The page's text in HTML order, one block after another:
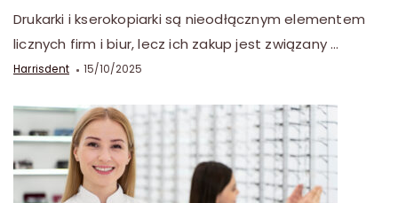
Drukarki i kserokopiarki są nieodłącznym elementem
licznych firm i biur, lecz ich zakup jest związany …
Harrisdent 15/10/2025